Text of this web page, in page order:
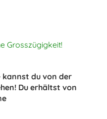
Grosszügigkeit!
kannst du von der
Du erhältst von